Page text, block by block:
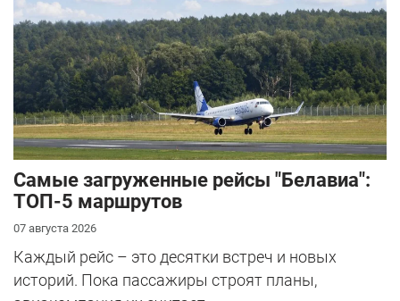
Самые загруженные рейсы "Белавиа":
ТОП-5 маршрутов
07 августа 2026
Каждый рейс – это десятки встреч и новых
историй. Пока пассажиры строят планы,